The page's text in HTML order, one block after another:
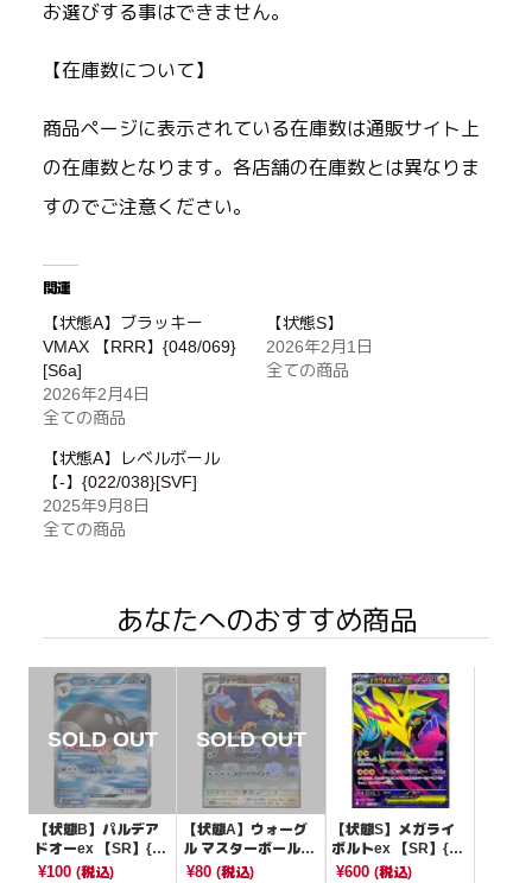
お選びする事はできません。
【在庫数について】
商品ページに表示されている在庫数は通販サイト上
の在庫数となります。各店舗の在庫数とは異なりま
すのでご注意ください。
関連
【状態A】ブラッキー
VMAX 【RRR】{048/069}
[S6a]
2026年2月4日
全ての商品
【状態S】
2026年2月1日
全ての商品
【状態A】レベルボール
【-】{022/038}[SVF]
2025年9月8日
全ての商品
あなたへのおすすめ商品
【状態B】パルデア
ドオーex 【SR】{09
1/073}[SV1a]
¥100 (税込)
【状態A】ウォーグ
ル マスターボールミ
ラー【U】{077/086}
¥80(税込)
【状態S】メガライ
ボルトex 【SR】{07
7/063}[M1S]
¥600 (税込)